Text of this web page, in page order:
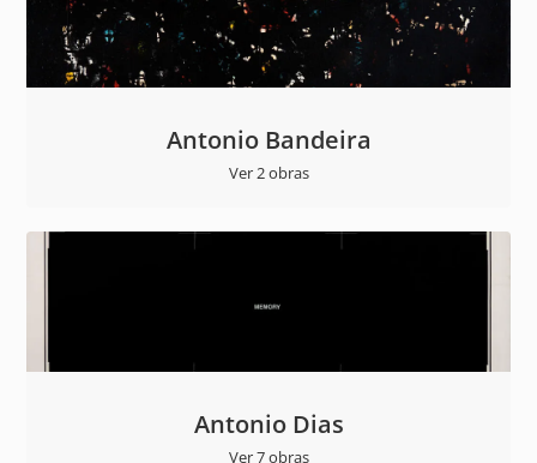
Antonio Bandeira
Ver 2 obras
Antonio Dias
Ver 7 obras